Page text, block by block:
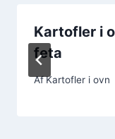
Kartofler i
feta
AfKartofler i ovn